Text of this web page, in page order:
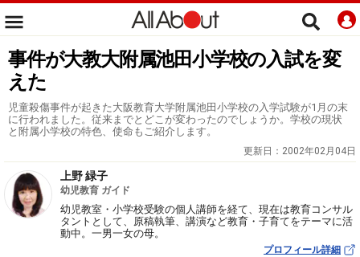
事件が大教大附属池田小学校の入試を変
えた
児童殺傷事件が起きた大阪教育大学附属池田小学校の入学試験が1月の末
に行われました。従来までとどこが変わったのでしょうか。学校の現状
と附属小学校の特色、使命もご紹介します。
更新日： 2002年02月04日
上野 緑子
幼児教育 ガイド
幼児教室・小学校受験の個人講師を経て、現在は教育コンサル
タントとして、原稿執筆、講演など教育・子育てをテーマに活
動中。一男一女の母。
プロフィール詳細